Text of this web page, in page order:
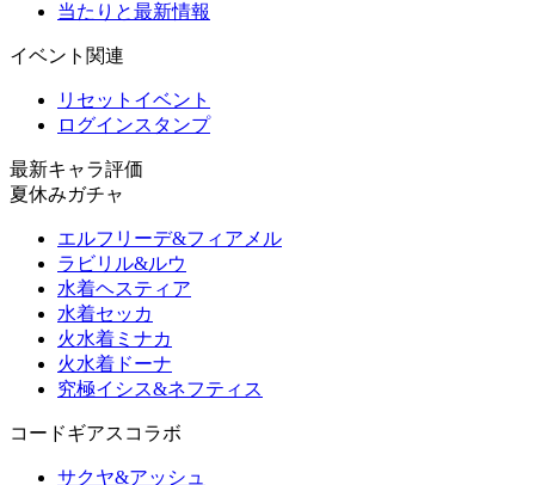
当たりと最新情報
イベント関連
リセットイベント
ログインスタンプ
最新キャラ評価
夏休みガチャ
エルフリーデ&フィアメル
ラビリル&ルウ
水着ヘスティア
水着セッカ
火水着ミナカ
火水着ドーナ
究極イシス&ネフティス
コードギアスコラボ
サクヤ&アッシュ